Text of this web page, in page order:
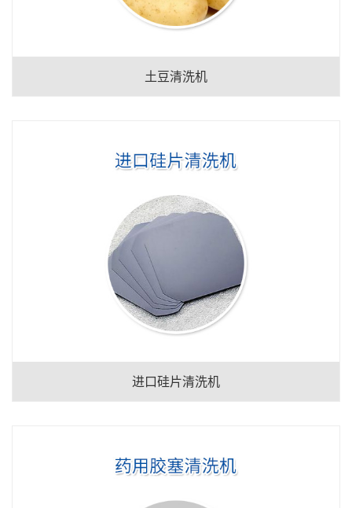
土豆清洗机
进口硅片清洗机